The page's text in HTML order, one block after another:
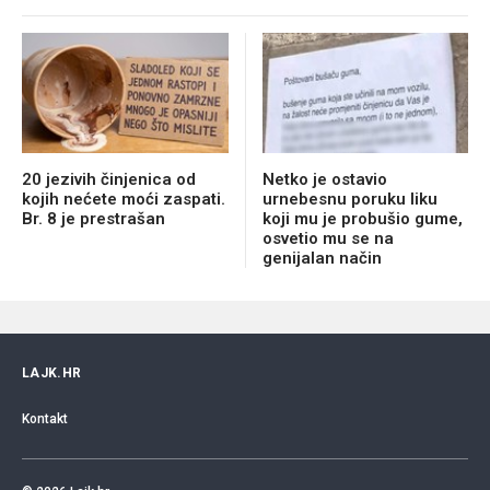
20 jezivih činjenica od
kojih nećete moći zaspati.
Br. 8 je prestrašan
Netko je ostavio
urnebesnu poruku liku
koji mu je probušio gume,
osvetio mu se na
genijalan način
LAJK.HR
Kontakt